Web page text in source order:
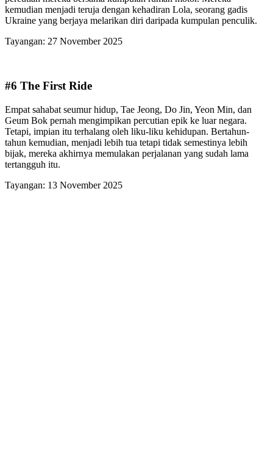
kemudian menjadi teruja dengan kehadiran Lola, seorang gadis
Ukraine yang berjaya melarikan diri daripada kumpulan penculik.
Tayangan: 27 November 2025
#6 The First Ride
Empat sahabat seumur hidup, Tae Jeong, Do Jin, Yeon Min, dan
Geum Bok pernah mengimpikan percutian epik ke luar negara.
Tetapi, impian itu terhalang oleh liku-liku kehidupan. Bertahun-
tahun kemudian, menjadi lebih tua tetapi tidak semestinya lebih
bijak, mereka akhirnya memulakan perjalanan yang sudah lama
tertangguh itu.
Tayangan: 13 November 2025